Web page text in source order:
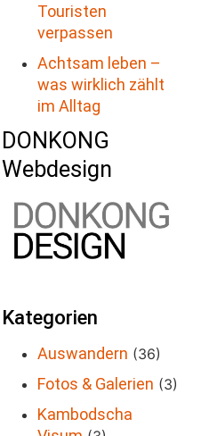
Touristen
verpassen
Achtsam leben –
was wirklich zählt
im Alltag
DONKONG
Webdesign
Kategorien
Auswandern (36)
Fotos & Galerien (3)
Kambodscha